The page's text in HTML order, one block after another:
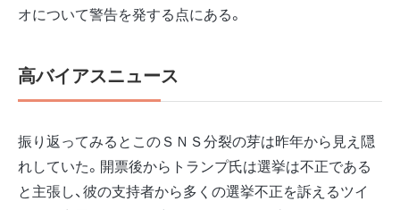
オについて警告を発する点にある。
高バイアスニュース
振り返ってみるとこのＳＮＳ分裂の芽は昨年から見え隠
れしていた。開票後からトランプ氏は選挙は不正である
と主張し、彼の支持者から多くの選挙不正を訴えるツイ